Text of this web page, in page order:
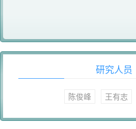
研究人员
陈俊峰 王有志